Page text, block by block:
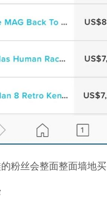
粉丝会整面整面墙地买